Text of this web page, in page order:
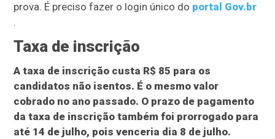
prova. É preciso fazer o login único do portal Gov.br
.
Taxa de inscrição
A taxa de inscrição custa R$ 85 para os
candidatos não isentos. É o mesmo valor
cobrado no ano passado. O prazo de pagamento
da taxa de inscrição também foi prorrogado para
até 14 de julho, pois venceria dia 8 de julho.